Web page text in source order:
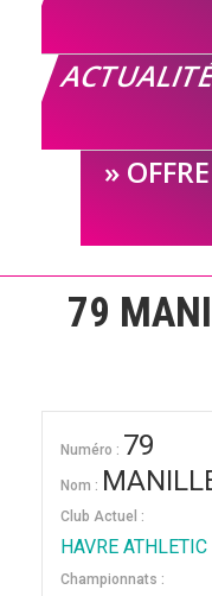
79
Numéro : 79
Nom :
Club Actuel :
HAVRE ATHLETIC
Championnats :